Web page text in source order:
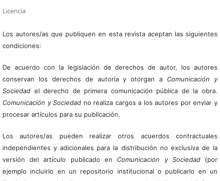
Licencia
Los autores/as que publiquen en esta revista aceptan las siguientes
condiciones:
De acuerdo con la legislación de derechos de autor, los autores
conservan los derechos de autoría y otorgan a Comunicación y
Sociedadel derecho de primera comunicación pública de la obra.
Comunicación y Sociedad no realiza cargos a los autores por enviar y
procesar artículos para su publicación.
Los autores/as pueden realizar otros acuerdos contractuales
independientes y adicionales para la distribución no exclusiva de la
versión del artículo publicado en Comunicación y Sociedad(por
ejemplo incluirlo en un repositorio institucional o publicarlo en un